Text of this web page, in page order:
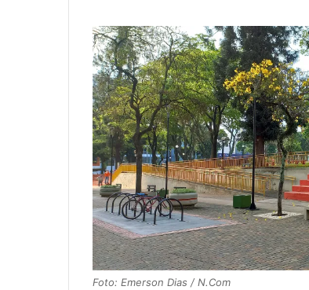
Foto: Emerson Dias / N.Com